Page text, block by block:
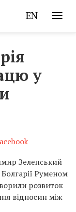
EN
у
Зеленський
Болгарії Руменом
розвиток
відносин між